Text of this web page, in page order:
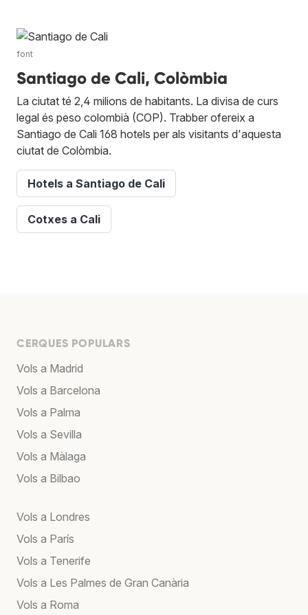
font
Santiago de Cali, Colòmbia
La ciutat té 2,4 milions de habitants. La divisa de curs
legal és peso colombià (COP). Trabber ofereix a
Santiago de Cali 168 hotels per als visitants d'aquesta
ciutat de Colòmbia.
Hotels a Santiago de Cali
Cotxes a Cali
CERQUES POPULARS
Vols a Madrid
Vols a Barcelona
Vols a Palma
Vols a Sevilla
Vols a Màlaga
Vols a Bilbao
Vols a Londres
Vols a París
Vols a Tenerife
Vols a Les Palmes de Gran Canària
Vols a Roma